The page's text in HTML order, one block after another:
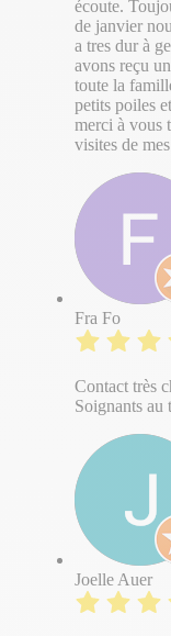
écoute.
de janvier
a tres dur à
avons reçu
toute la
petits poiles
merci à vous
visites de
Fra Fo
Contact très
Soignants au
Joelle Auer